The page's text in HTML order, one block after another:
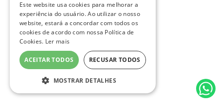
Este website usa cookies para melhorar a
experiência do usuário. Ao utilizar o nosso
website, estará a concordar com todos os
cookies de acordo com nossa Política de
Cookies. Ler mais
ACEITAR TODOS RECUSAR TODOS
MOSTRAR DETALHES